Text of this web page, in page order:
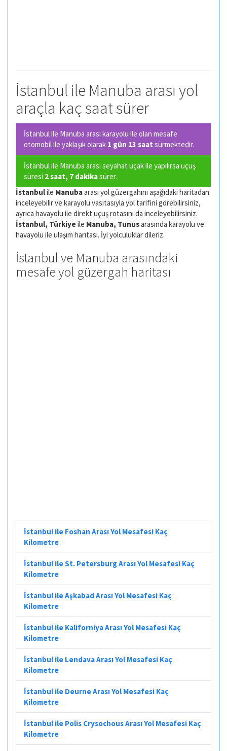
İstanbul ile Manuba arası yol
araçla kaç saat sürer
İstanbul ile Manuba arası karayolu ile olan mesafe
otomobil ile yaklaşık olarak 1 gün 13 saat sürmektedir.
İstanbul ile Manuba arası seyahat uçak ile yapılırsa uçuş
süresi 2 saat, 7 dakikasürer.
İstanbulile Manubaarası yol güzergahını aşağıdaki haritadan
inceleyebilir ve karayolu vasıtasıyla yol tarifini görebilirsiniz,
ayrıca havayolu ile direkt uçuş rotasını da inceleyebilirsiniz.
İstanbul, Türkiyeile Manuba, Tunusarasında karayolu ve
havayolu ile ulaşım harıtası. İyi yolculuklar dileriz.
İstanbul ve Manuba arasındaki
mesafe yol güzergah haritası
İstanbul ile Foshan Arası Yol Mesafesi Kaç
Kilometre
İstanbul ile St. Petersburg Arası Yol Mesafesi Kaç
Kilometre
İstanbul ile Aşkabad Arası Yol Mesafesi Kaç
Kilometre
İstanbul ile Kaliforniya Arası Yol Mesafesi Kaç
Kilometre
İstanbul ile Lendava Arası Yol Mesafesi Kaç
Kilometre
İstanbul ile Deurne Arası Yol Mesafesi Kaç
Kilometre
İstanbul ile Polis Crysochous Arası Yol Mesafesi Kaç
Kilometre